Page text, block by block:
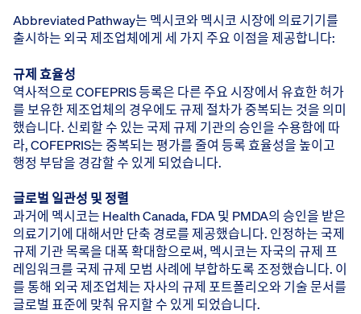
Abbreviated Pathway는 멕시코와 멕시코 시장에 의료기기를
출시하는 외국 제조업체에게 세 가지 주요 이점을 제공합니다:
규제 효율성
역사적으로 COFEPRIS 등록은 다른 주요 시장에서 유효한 허가
를 보유한 제조업체의 경우에도 규제 절차가 중복되는 것을 의미
했습니다. 신뢰할 수 있는 국제 규제 기관의 승인을 수용함에 따
라, COFEPRIS는 중복되는 평가를 줄여 등록 효율성을 높이고
행정 부담을 경감할 수 있게 되었습니다.
글로벌 일관성 및 정렬
과거에 멕시코는 Health Canada, FDA 및 PMDA의 승인을 받은
의료기기에 대해서만 단축 경로를 제공했습니다. 인정하는 국제
규제 기관 목록을 대폭 확대함으로써, 멕시코는 자국의 규제 프
레임워크를 국제 규제 모범 사례에 부합하도록 조정했습니다. 이
를 통해 외국 제조업체는 자사의 규제 포트폴리오와 기술 문서를
글로벌 표준에 맞춰 유지할 수 있게 되었습니다.